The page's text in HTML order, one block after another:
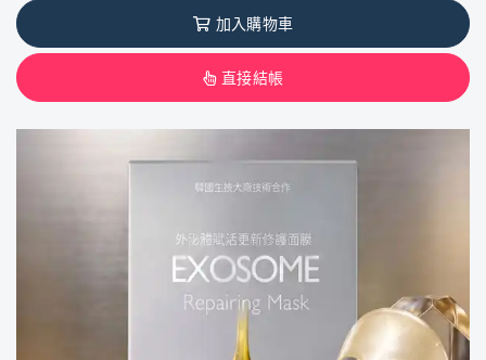
加入購物車
直接結帳